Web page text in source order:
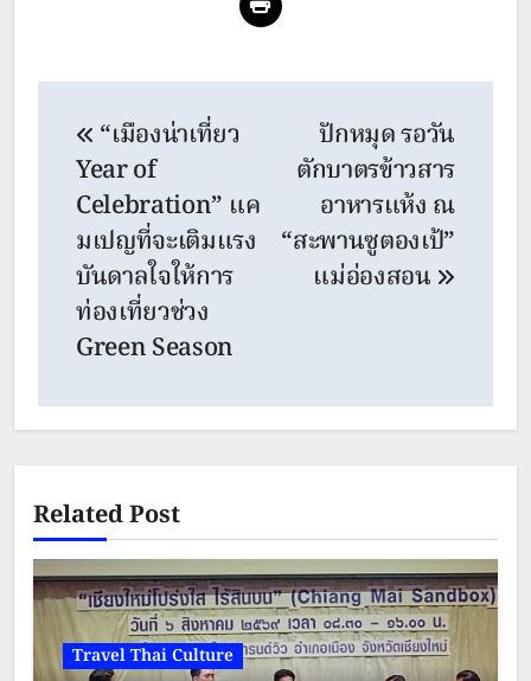
navigation
“เมืองน่าเที่ยว
Year of
Celebration” แค
มเปญที่จะเติมแรง
บันดาลใจให้การ
ท่องเที่ยวช่วง
Green Season
ปักหมุด รอวัน
ตักบาตรข้าวสาร
อาหารแห้ง ณ
“สะพานซูตองเป้”
แม่อ่องสอน
Related Post
Travel Thai Culture